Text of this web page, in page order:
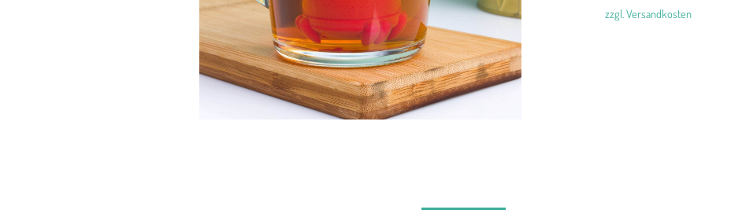
zzgl. Versandkosten